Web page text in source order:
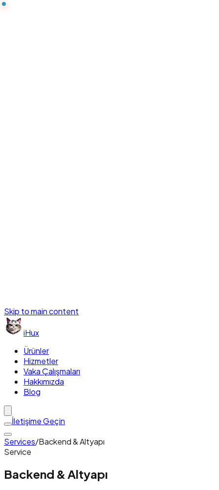
Skip to main content
iHux
Ürünler
Hizmetler
Vaka Çalışmaları
Hakkımızda
Blog
İletişime Geçin
Services/Backend & Altyapı
Service
Backend & Altyapı